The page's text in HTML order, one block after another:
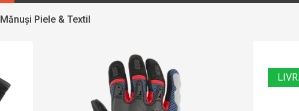
Mănuși Piele & Textil